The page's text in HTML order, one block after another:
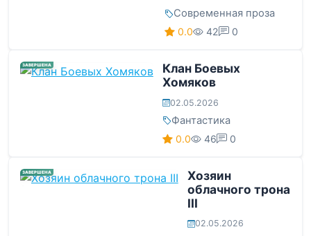
Современная проза
0.0 42 0
ЗАВЕРШЕНА
Клан Боевых
Хомяков
02.05.2026
Фантастика
0.0 46 0
ЗАВЕРШЕНА
Хозяин
облачного трона
III
02.05.2026